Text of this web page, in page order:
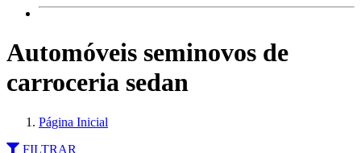
Automóveis seminovos de
carroceria sedan
Página Inicial
FILTRAR